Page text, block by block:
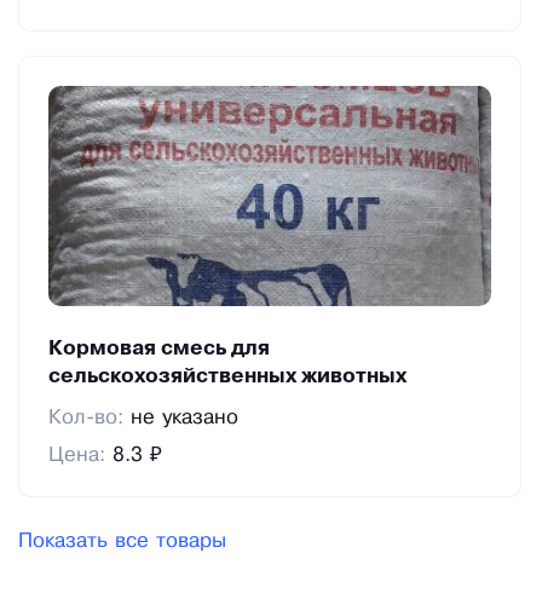
Кормовая смесь для
сельскохозяйственных животных
Кол-во: не указано
Цена: 8.3 ₽
Показать все товары